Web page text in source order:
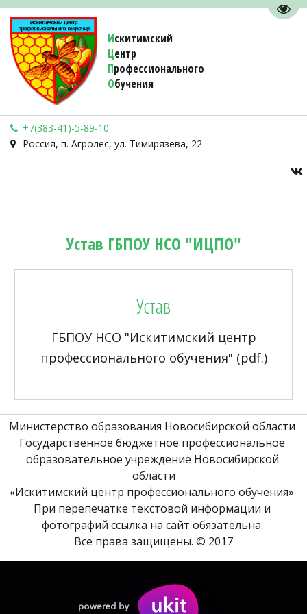
Искитимский
Центр
Профессионального
Обучения
+7(383-41)-5-89-10
Россия, п. Агролес, ул. Тимирязева, 22
Устав ГБПОУ НСО "ИЦПО"
Устав
ГБПОУ НСО "Искитимский центр
профессионального обучения" (pdf.)
Министерство образования Новосибирской области
Государственное бюджетное профессиональное
образовательное учреждение Новосибирской
области
«Искитимский центр профессионального обучения»
При перепечатке текстовой информации и
фотографий ссылка на сайт обязательна.
Все права защищены. © 2017